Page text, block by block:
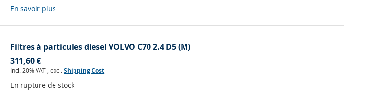
En savoir plus
Filtres à particules diesel VOLVO C70 2.4 D5 (M)
311,60 €
Incl. 20% VAT ,excl.Shipping Cost
En rupture de stock